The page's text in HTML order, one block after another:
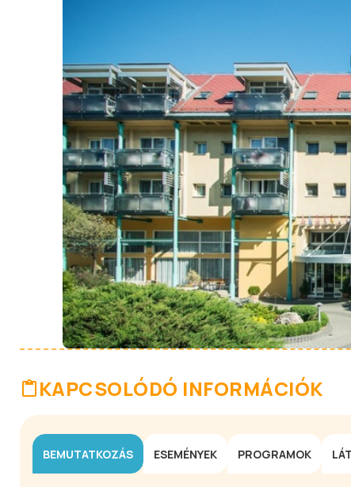
KAPCSOLÓDÓ INFORMÁCIÓK
BEMUTATKOZÁS ESEMÉNYEK PROGRAMOK